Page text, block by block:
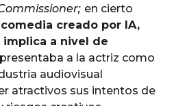
en cierto
creado por IA,
a nivel de
a la actriz como
audiovisual
atractivos sus intentos de